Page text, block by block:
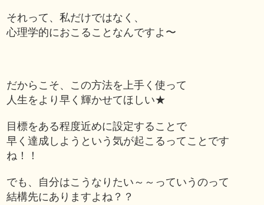
それって、私だけではなく、
心理学的におこることなんですよ〜
だからこそ、この方法を上手く使って
人生をより早く輝かせてほしい★
目標をある程度近めに設定することで
早く達成しようという気が起こるってことです
ね！！
でも、自分はこうなりたい～～っていうのって
結構先にありますよね？？